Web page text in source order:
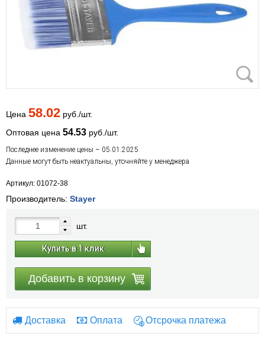
Цена 58.02 руб./шт.
Оптовая цена 54.53 руб./шт.
Последнее изменение цены – 05.01.2025
Данные могут быть неактуальны, уточняйте у менеджера
Артикул: 01072-38
Производитель: Stayer
шт.
Купить в 1 клик
Добавить в корзину
Доставка Оплата Отсрочка платежа